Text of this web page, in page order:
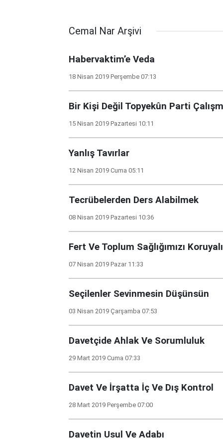
Cemal Nar Arşivi
Habervaktim’e Veda
18 Nisan 2019 Perşembe 07:13
Bir Kişi Değil Topyekûn Parti
15 Nisan 2019 Pazartesi 10:11
Yanlış Tavırlar
12 Nisan 2019 Cuma 05:11
Tecrübelerden Ders Alabilmek
08 Nisan 2019 Pazartesi 10:36
Fert Ve Toplum Sağlığımızı
07 Nisan 2019 Pazar 11:33
Seçilenler Sevinmesin Düşünsün
03 Nisan 2019 Çarşamba 07:53
Davetçide Ahlak Ve Sorumluluk
29 Mart 2019 Cuma 07:33
Davet Ve İrşatta İç Ve Dış Kontrol
28 Mart 2019 Perşembe 07:00
Davetin Usul Ve Adabı